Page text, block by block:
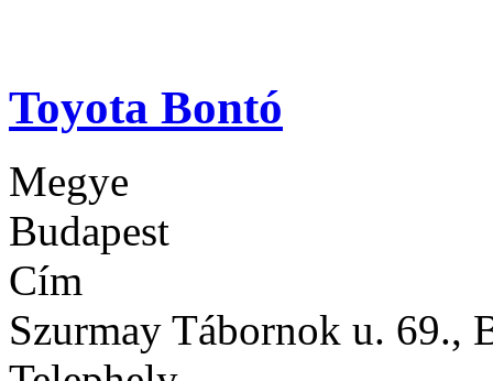
Toyota Bontó
Megye
Budapest
Cím
Szurmay Tábornok u. 69.,